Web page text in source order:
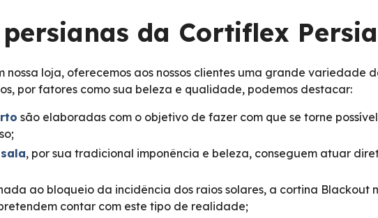
da Cortiflex
loja, oferecemos aos nossos clientes uma grande variedade
por fatores como sua beleza e qualidade, podemos destacar:
são elaboradas com o objetivo de fazer com que se torne
, por sua tradicional imponência e beleza, conseguem atuar
ao bloqueio da incidência dos raios solares, a cortina Blackout
contar com este tipo de realidade;